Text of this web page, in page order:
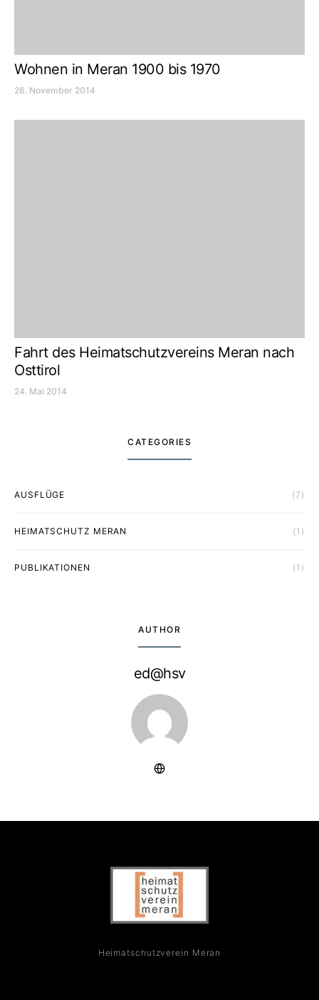
Wohnen in Meran 1900 bis 1970
26. November 2014
Fahrt des Heimatschutzvereins Meran nach
Osttirol
24. Mai 2014
CATEGORIES
AUSFLÜGE (7)
HEIMATSCHUTZ MERAN (1)
PUBLIKATIONEN (1)
AUTHOR
ed@hsv
Heimatschutzverein Meran